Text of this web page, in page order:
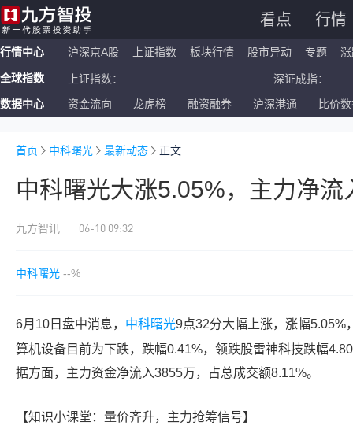
看点 行情
行情中心 沪深京A股 上证指数 板块行情 股市异动 专题
全球指数 上证指数： 深证成指：
恒生指数： 国企指数：
数据中心 资金流向 龙虎榜 融资融券 沪深港通 比价
首页 中科曙光 最新动态 正文
中科曙光大涨5.05%，主力净流
九方智讯 06-10 09:32
中科曙光 --%
6月10日盘中消息， 中科曙光9点32分大幅上涨，涨幅5.05%
算机设备目前为下跌，跌幅0.41%，领跌股雷神科技跌幅
据方面，主力资金净流入3855万，占总成交额8.11%。
【知识小课堂：量价齐升，主力抢筹信号】